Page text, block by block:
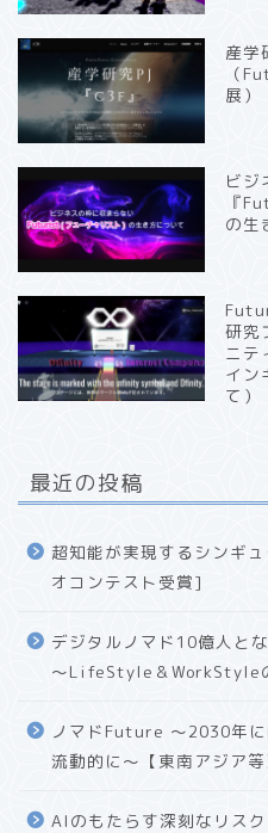
産学
（
展）
ビジ
『
の生
研究
ニテ
イン
て）
最近の投稿
超知能が実現するシンギ
オコンテスト受賞]
デジタルノマド10億人と
〜LifeStyle＆WorkStyle
ノマドFuture 〜2030年
流動的に〜【東南アジア等
AIのもたらす深刻なリス